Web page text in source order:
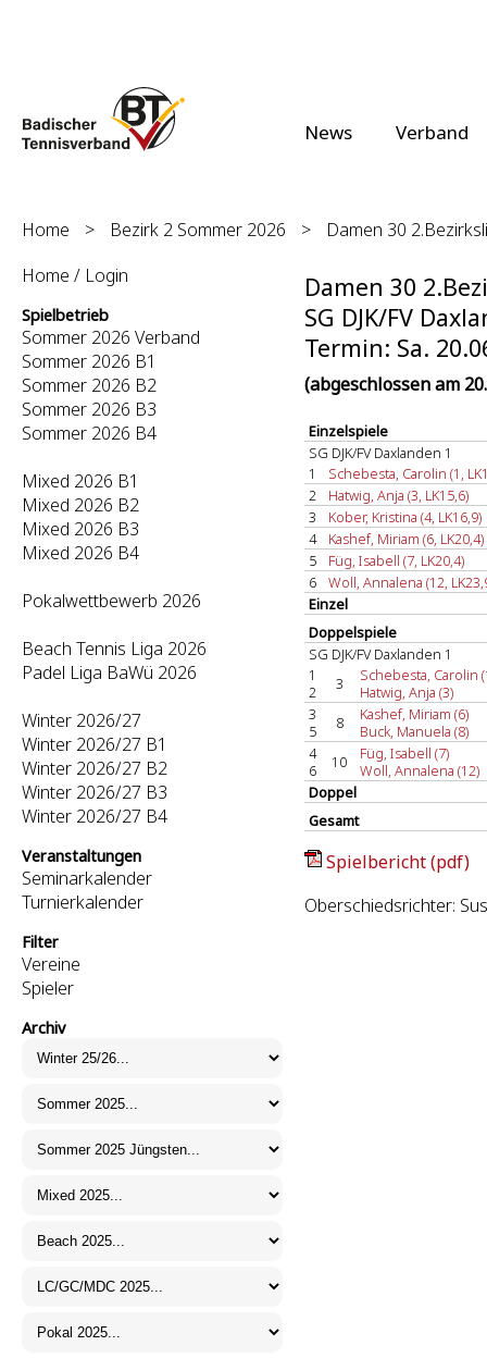
News Verband
Home > Bezirk 2 Sommer 2026 >
Damen 30
Home / Login
Spielbetrieb
Sommer 2026 Verband
Sommer 2026 B1
Sommer 2026 B2
Sommer 2026 B3
Sommer 2026 B4
Mixed 2026 B1
Mixed 2026 B2
Mixed 2026 B3
Mixed 2026 B4
Pokalwettbewerb 2026
Beach Tennis Liga 2026
Padel Liga BaWü 2026
Winter 2026/27
Winter 2026/27 B1
Winter 2026/27 B2
Winter 2026/27 B3
Winter 2026/27 B4
Veranstaltungen
Seminarkalender
Turnierkalender
Filter
Vereine
Spieler
Archiv
Damen 30
SG DJK/FV
Termin: Sa.
(abgeschlossen am
Einzelspiele
SG DJK/FV Daxlanden 1
1
Schebesta, Carolin (1,
2
Hatwig, Anja (3, LK15,6)
3
Kober, Kristina (4, LK16,9)
4
Kashef, Miriam (6, LK20,4)
5
Füg, Isabell (7, LK20,4)
6
Woll, Annalena (12,
Einzel
Doppelspiele
SG DJK/FV Daxlanden 1
1
2
3
Schebesta, Carolin
Hatwig, Anja (3)
3
5
8
Kashef, Miriam (6)
Buck, Manuela (8)
4
6
10
Füg, Isabell (7)
Woll, Annalena (12)
Doppel
Gesamt
Spielbericht (pdf)
Oberschiedsrichter: